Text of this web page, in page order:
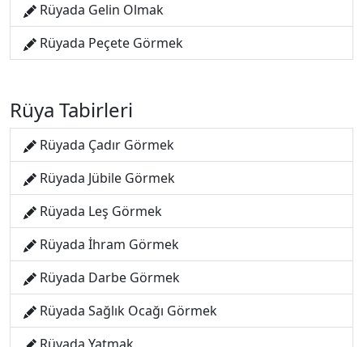
Rüyada Gelin Olmak
Rüyada Peçete Görmek
Rüya Tabirleri
Rüyada Çadır Görmek
Rüyada Jübile Görmek
Rüyada Leş Görmek
Rüyada İhram Görmek
Rüyada Darbe Görmek
Rüyada Sağlık Ocağı Görmek